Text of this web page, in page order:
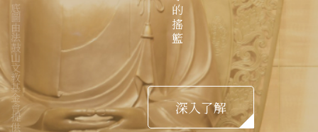
底圖由法鼓山文教基金會提供 深入了解